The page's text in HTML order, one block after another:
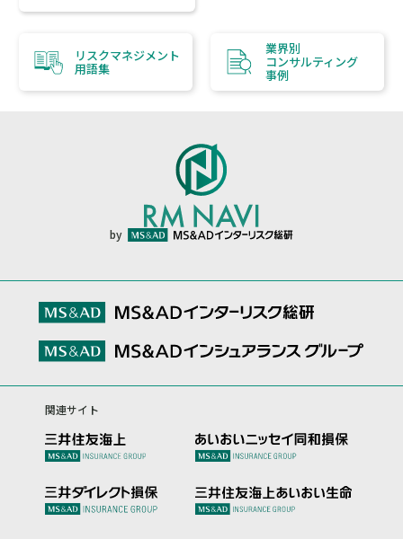
リスクマネジメント
用語集
業界別
コンサルティング
事例
by
関連サイト